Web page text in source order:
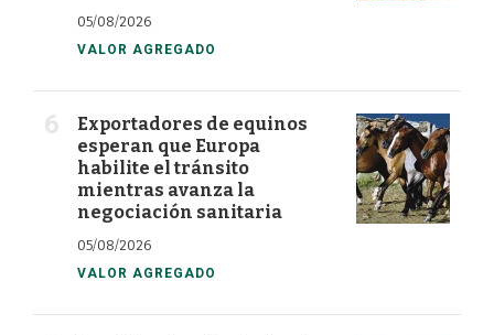
05/08/2026
VALOR AGREGADO
Exportadores de equinos
esperan que Europa
habilite el tránsito
mientras avanza la
negociación sanitaria
05/08/2026
VALOR AGREGADO